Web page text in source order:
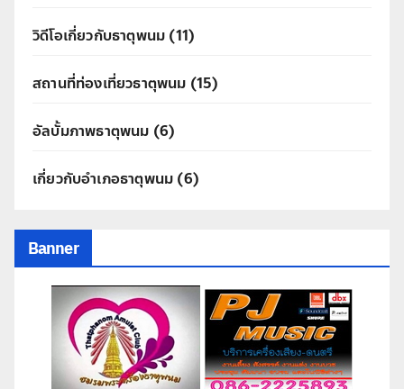
วิดีโอเกี่ยวกับธาตุพนม (11)
สถานที่ท่องเที่ยวธาตุพนม (15)
อัลบั้มภาพธาตุพนม (6)
เกี่ยวกับอำเภอธาตุพนม (6)
Banner